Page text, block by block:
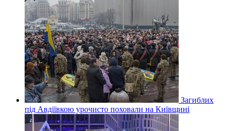
Загиблих
під Авдіївкою урочисто поховали на Київщині